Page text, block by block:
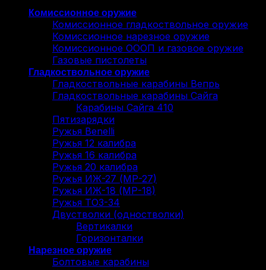
Комиссионное оружие
Комиссионное гладкоствольное оружие
Комиссионное нарезное оружие
Комиссионное ОООП и газовое оружие
Газовые пистолеты
Гладкоствольное оружие
Гладкоствольные карабины Вепрь
Гладкоствольные карабины Сайга
Карабины Сайга 410
Пятизарядки
Ружья Benelli
Ружья 12 калибра
Ружья 16 калибра
Ружья 20 калибра
Ружья ИЖ-27 (МР-27)
Ружья ИЖ-18 (МР-18)
Ружья ТОЗ-34
Двустволки (одностволки)
Вертикалки
Горизонталки
Нарезное оружие
Болтовые карабины